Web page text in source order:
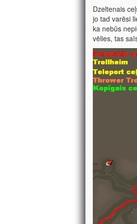
Dzeltenais
jo tad varēsi
ka nebūs
vēlies, tas